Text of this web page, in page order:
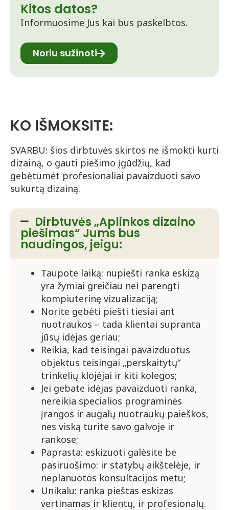
Kitos datos?
Informuosime Jus kai bus paskelbtos.
Noriu sužinoti
KO IŠMOKSITE:
SVARBU: šios dirbtuvės skirtos ne išmokti kurti
dizainą, o gauti piešimo įgūdžių, kad
gebėtumėt profesionaliai pavaizduoti savo
sukurtą dizainą.
Dirbtuvės „Aplinkos dizaino
piešimas“ Jums bus
naudingos, jeigu:
Taupote laiką: nupiešti ranka eskizą
yra žymiai greičiau nei parengti
kompiuterinę vizualizaciją;
Norite gebėti piešti tiesiai ant
nuotraukos – tada klientai supranta
jūsų idėjas geriau;
Reikia, kad teisingai pavaizduotus
objektus teisingai „perskaitytų“
trinkelių klojėjai ir kiti kolegos;
Jei gebate idėjas pavaizduoti ranka,
nereikia specialios programinės
įrangos ir augalų nuotraukų paieškos,
nes viską turite savo galvoje ir
rankose;
Paprasta: eskizuoti galėsite be
pasiruošimo: ir statybų aikštelėje, ir
neplanuotos konsultacijos metu;
Unikalu: ranka pieštas eskizas
vertinamas ir klientų, ir profesionalų.